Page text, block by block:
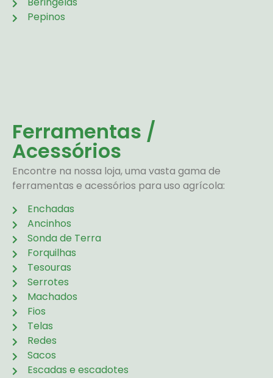
Pepinos
Ferramentas /
Acessórios
Encontre na nossa loja, uma vasta gama de
ferramentas e acessórios para uso agrícola:
Enchadas
Ancinhos
Sonda de Terra
Forquilhas
Tesouras
Serrotes
Machados
Fios
Telas
Redes
Sacos
Escadas e escadotes